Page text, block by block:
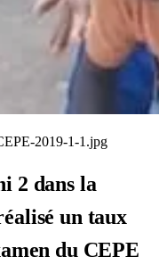
2019-1-1.jpg
2 dans la
un taux
du CEPE